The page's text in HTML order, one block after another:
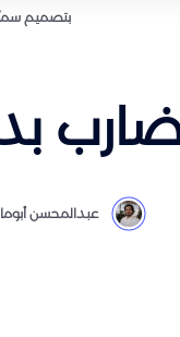
بتصميم
عبدالمحسن